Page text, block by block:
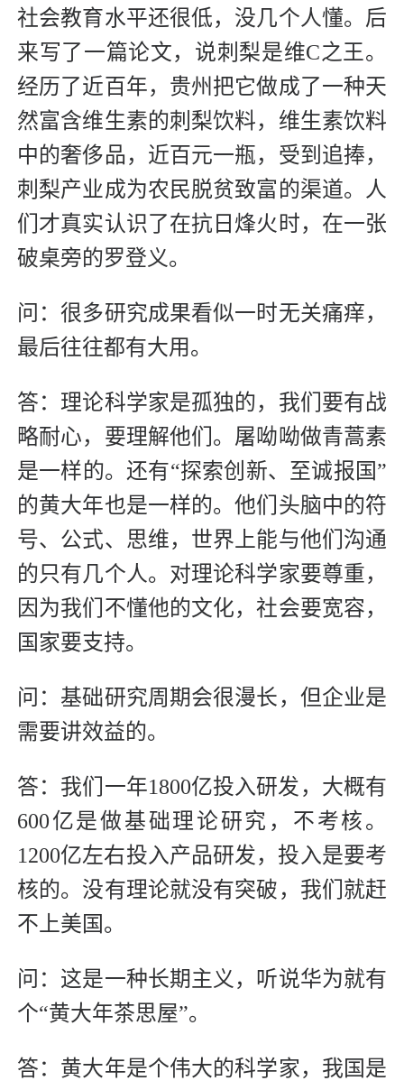
社会教育水平还很低，没几个人懂。后
来写了一篇论文，说刺梨是维C之王。
经历了近百年，贵州把它做成了一种天
然富含维生素的刺梨饮料，维生素饮料
中的奢侈品，近百元一瓶，受到追捧，
刺梨产业成为农民脱贫致富的渠道。人
们才真实认识了在抗日烽火时，在一张
破桌旁的罗登义。
问：很多研究成果看似一时无关痛痒，
最后往往都有大用。
答：理论科学家是孤独的，我们要有战
略耐心，要理解他们。屠呦呦做青蒿素
是一样的。还有“探索创新、至诚报国”
的黄大年也是一样的。他们头脑中的符
号、公式、思维，世界上能与他们沟通
的只有几个人。对理论科学家要尊重，
因为我们不懂他的文化，社会要宽容，
国家要支持。
问：基础研究周期会很漫长，但企业是
需要讲效益的。
答：我们一年1800亿投入研发，大概有
600亿是做基础理论研究，不考核。
1200亿左右投入产品研发，投入是要考
核的。没有理论就没有突破，我们就赶
不上美国。
问：这是一种长期主义，听说华为就有
个“黄大年茶思屋”。
答：黄大年是个伟大的科学家，我国是